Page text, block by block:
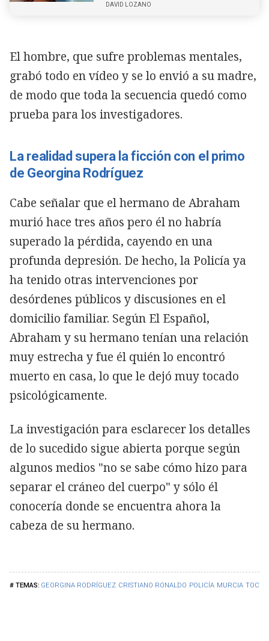
GEORGINA RODRÍGUEZ CRISTIANO RONALDO POLICÍA MURCIA
DAVID LOZANO
El hombre, que sufre problemas mentales,
grabó todo en vídeo y se lo envió a su madre,
de modo que toda la secuencia quedó como
prueba para los investigadores.
La realidad supera la ficción con el primo
de Georgina Rodríguez
Cabe señalar que el hermano de Abraham
murió hace tres años pero él no habría
superado la pérdida, cayendo en una
profunda depresión. De hecho, la Policía ya
ha tenido otras intervenciones por
desórdenes públicos y discusiones en el
domicilio familiar. Según El Español,
Abraham y su hermano tenían una relación
muy estrecha y fue él quién lo encontró
muerto en casa, lo que le dejó muy tocado
psicológicamente.
La investigación para esclarecer los detalles
de lo sucedido sigue abierta porque según
algunos medios "no se sabe cómo hizo para
separar el cráneo del cuerpo" y sólo él
conocería donde se encuentra ahora la
cabeza de su hermano.